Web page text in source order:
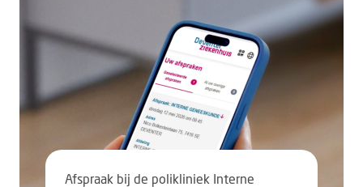
Afspraak bij de polikliniek Interne